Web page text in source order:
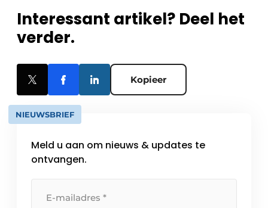
Interessant artikel? Deel het
verder.
Kopieer
NIEUWSBRIEF
Meld u aan om nieuws & updates te
ontvangen.